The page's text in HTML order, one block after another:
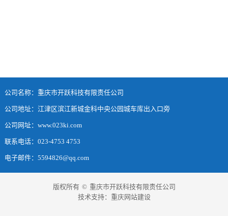
公司名称：重庆市开跃科技有限责任公司
公司地址：江津区滨江新城金科中央公园城车库出入口旁
公司网址：www.023ki.com
联系电话：023-4753 4753
电子邮件：5594826@qq.com
版权所有 © 重庆市开跃科技有限责任公司
技术支持： 重庆网站建设